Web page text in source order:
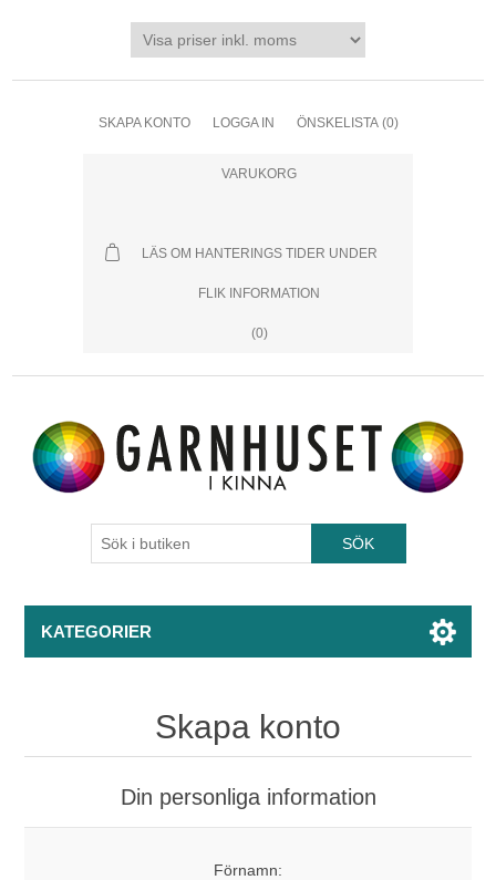
SKAPA KONTO LOGGA IN ÖNSKELISTA (0)
VARUKORG
LÄS OM HANTERINGS TIDER UNDER
FLIK INFORMATION
(0)
KATEGORIER
Skapa konto
Din personliga information
Förnamn: